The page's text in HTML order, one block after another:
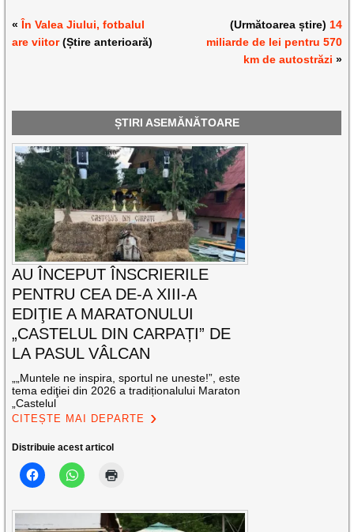
« În Valea Jiului, fotbalul
are viitor(Știre anterioară)
(Următoarea știre) 14
miliarde de lei pentru 570
km de autostrăzi »
ȘTIRI ASEMĂNĂTOARE
AU ÎNCEPUT ÎNSCRIERILE
PENTRU CEA DE-A XIII-A
EDIŢIE A MARATONULUI
„CASTELUL DIN CARPAȚI” DE
LA PASUL VÂLCAN
„„Muntele ne inspira, sportul ne uneste!”, este
tema ediţiei din 2026 a tradiționalului Maraton
„Castelul
CITEȘTE MAI DEPARTE
Distribuie acest articol